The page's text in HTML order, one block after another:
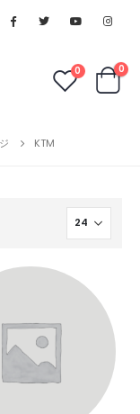
0 0
KTM